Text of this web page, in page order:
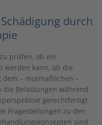
durch
prüfen, ob ein
werden kann, ob die
– mutmaßlichen –
Belastungen während
gerechtfertigt
Fragestellungen zu den
sind